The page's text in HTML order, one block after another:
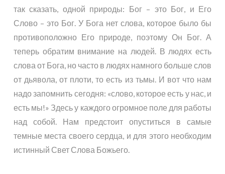
так сказать, одной природы: Бог – это Бог, и Его
Слово – это Бог. У Бога нет слова, которое было бы
противоположно Его природе, поэтому Он Бог. А
теперь обратим внимание на людей. В людях есть
слова от Бога, но часто в людях намного больше слов
от дьявола, от плоти, то есть из тьмы. И вот что нам
надо запомнить сегодня: «слово, которое есть у нас, и
есть мы!» Здесь у каждого огромное поле для работы
над собой. Нам предстоит опуститься в самые
темные места своего сердца, и для этого необходим
истинный Свет Слова Божьего.